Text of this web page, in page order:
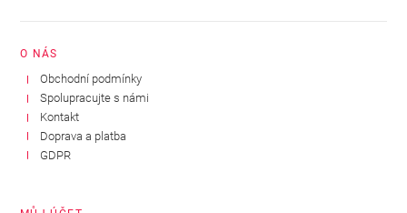
O NÁS
Obchodní podmínky
Spolupracujte s námi
Kontakt
Doprava a platba
GDPR